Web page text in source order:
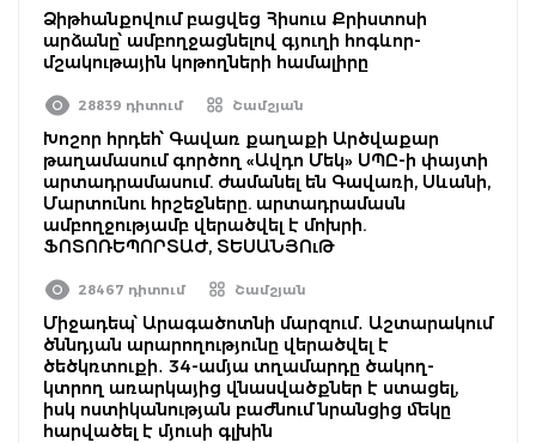
Ձիթհանքովում բացվեց Հիսուս Քրիստոսի
արձանը՝ ամբողջացնելով գյուղի հոգևոր-
մշակութային կոթողների համալիրը
28839 դիտում Շամշյան
Խոշոր հրդեհ՝ Գավառ քաղաքի Արծվաքար
թաղամասում գործող «Ավդո Մեկ» ՍՊԸ-ի փայտի
արտադրամասում. ժամանել են Գավառի, Սևանի,
Մարտունու հրշեջները. արտադրամասն
ամբողջությամբ վերածվել է մոխրի.
ՖՈՏՈՌԵՊՈՐՏԱԺ, ՏԵՍԱՆՅՈւԹ
28467 դիտում Շամշյան
Միջադեպ՝ Արագածոտնի մարզում․ Աշտարակում
ծննդյան արարողությունը վերածվել է
ծեծկռտուքի․ 34-ամյա տղամարդը ծակող-
կտրող առարկայից վնասվածքներ է ստացել,
իսկ ոստիկանության բաժնում նրանցից մեկը
հարվածել է մյուսի գլխին